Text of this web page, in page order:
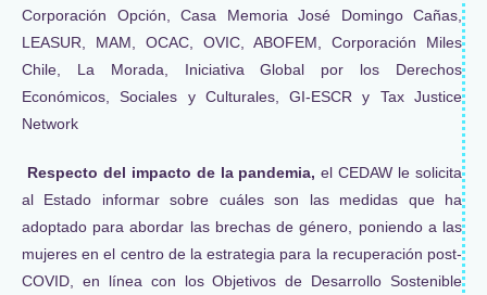
Corporación Opción, Casa Memoria José Domingo Cañas,
LEASUR, MAM, OCAC, OVIC, ABOFEM, Corporación Miles
Chile, La Morada, Iniciativa Global por los Derechos
Económicos, Sociales y Culturales, GI-ESCR y Tax Justice
Network
Respecto del impacto de la pandemia, el CEDAW le solicita
al Estado informar sobre cuáles son las medidas que ha
adoptado para abordar las brechas de género, poniendo a las
mujeres en el centro de la estrategia para la recuperación post-
COVID, en línea con los Objetivos de Desarrollo Sostenible